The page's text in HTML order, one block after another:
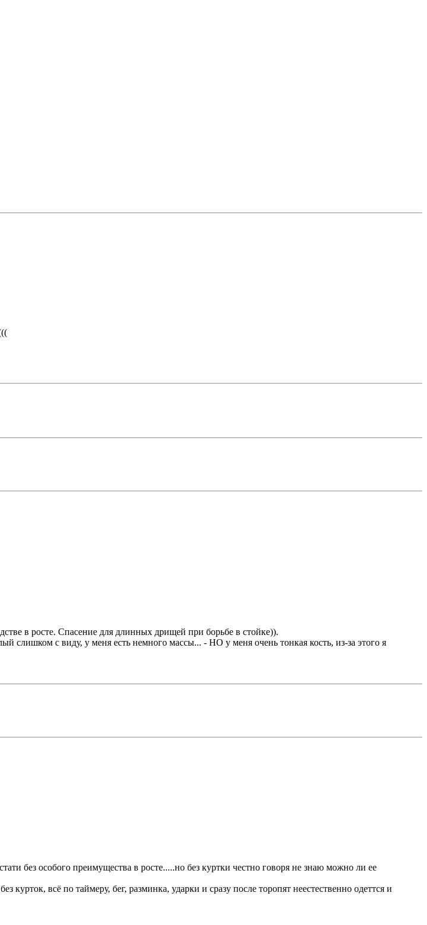
в росте. Спасение для длинных дрищей при борьбе в стойке)).
слишком с виду, у меня есть немного массы... - НО у меня очень тонкая кость, из-за этого я
без особого преимущества в росте.....но без куртки честно говоря не знаю можно ли ее
всё по таймеру, бег, разминка, ударки и сразу после торопят неестественно одеттся и